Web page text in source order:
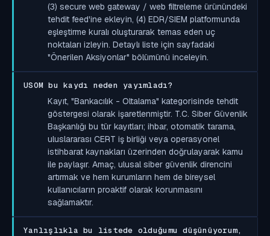
(3) secure web gateway / web filtreleme ürünündeki
tehdit feed'ine ekleyin, (4) EDR/SIEM platformunda
eşleştirme kuralı oluşturarak temas eden uç
noktaları izleyin. Detaylı liste için sayfadaki
"Önerilen Aksiyonlar" bölümünü inceleyin.
USOM bu kaydı neden yayımladı?
Kayıt, "Bankacılık - Oltalama" kategorisinde tehdit
göstergesi olarak işaretlenmiştir. T.C. Siber Güvenlik
Başkanlığı bu tür kayıtları; ihbar, otomatik tarama,
uluslararası CERT iş birliği veya operasyonel
istihbarat kaynakları üzerinden doğrulayarak kamu
ile paylaşır. Amaç, ulusal siber güvenlik direncini
artırmak ve hem kurumların hem de bireysel
kullanıcıların proaktif olarak korunmasını
sağlamaktır.
Yanlışlıkla bu listede olduğumu düşünüyorum,